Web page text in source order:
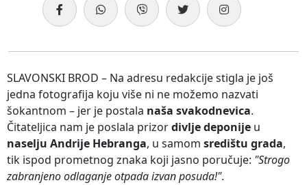
SLAVONSKI BROD – Na adresu redakcije stigla je još
jedna fotografija koju više ni ne možemo nazvati
šokantnom – jer je postala naša svakodnevica.
Čitateljica nam je poslala prizordivlje deponije u
naselju Andrije Hebranga, u samom središtu grada,
tik ispod prometnog znaka koji jasno poručuje: "Strogo
zabranjeno odlaganje otpada izvan posuda!".